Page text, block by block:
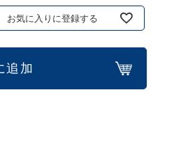
お気に入りに登録する
追加